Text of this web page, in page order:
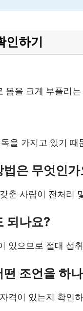
인하기
몸을 크게 부풀리
을 가지고 있기
은 무엇인가
춘 사람이 전처리
되나요?
있으므로 절대 섭
조언을 하
격이 있는지 확인